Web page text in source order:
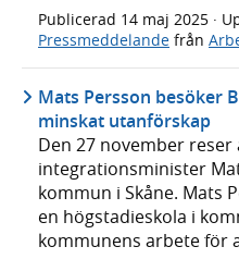
Publicerad 14 maj 2025 ·
Pressmeddelande från
Mats Persson besöker
minskat utanförskap
Den 27 november
integrationsminister
kommun i Skåne. Mats
en högstadieskola i
kommunens arbete för